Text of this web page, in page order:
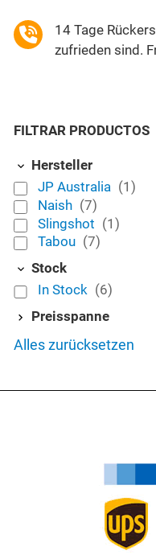
14 Tage
zufrieden sind.
FILTRAR PRODUCTOS
Hersteller
JP Australia (1)
Naish (7)
Slingshot (1)
Tabou (7)
Stock
In Stock (6)
Preisspanne
Alles zurücksetzen